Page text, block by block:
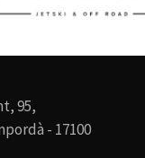
95,
- 17100